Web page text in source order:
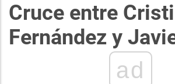
Cruce entre
Fernández y
ad